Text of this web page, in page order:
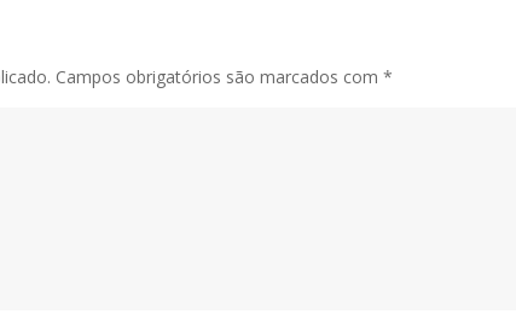
Campos obrigatórios são marcados com*